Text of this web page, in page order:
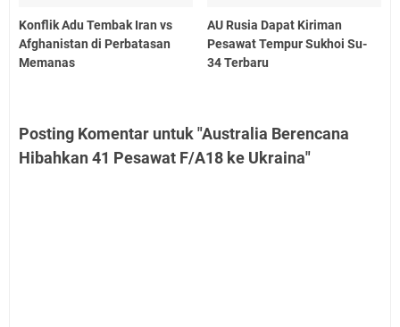
Konflik Adu Tembak Iran vs
Afghanistan di Perbatasan
Memanas
AU Rusia Dapat Kiriman
Pesawat Tempur Sukhoi Su-
34 Terbaru
Posting Komentar untuk "Australia Berencana
Hibahkan 41 Pesawat F/A18 ke Ukraina"